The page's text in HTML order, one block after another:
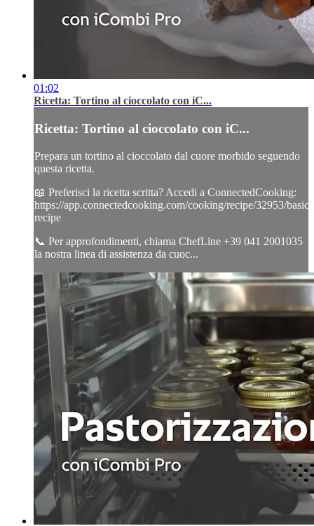
01:02
Ricetta: Tortino al cioccolato con iC...
Ricetta: Tortino al cioccolato con iC...
Prepara un tortino al cioccolato dal cuore morbido seguendo
questa ricetta.
📖 Preferisci la ricetta scritta? Accedi a ConnectedCooking:
https://app.connectedcooking.com/cooking/recipe/32953/basic-
recipe
📞 Per approfondimenti, chiama ChefLine +39 041 2001035
la nostra linea di assistenza da cuoc...